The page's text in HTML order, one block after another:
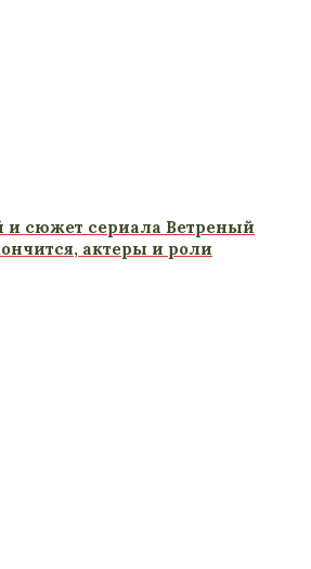
и сюжет сериала Ветреный
актеры и роли